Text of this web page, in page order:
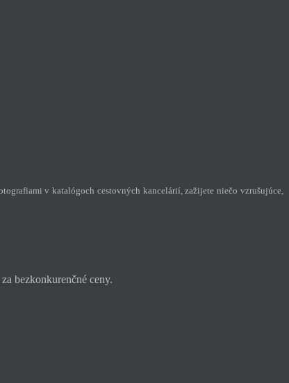
v katalógoch cestovných kancelárií, zažijete niečo vzrušujúce,
bezkonkurenčné ceny.